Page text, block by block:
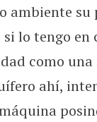
ambiente su
lo tengo en
como
ahí,